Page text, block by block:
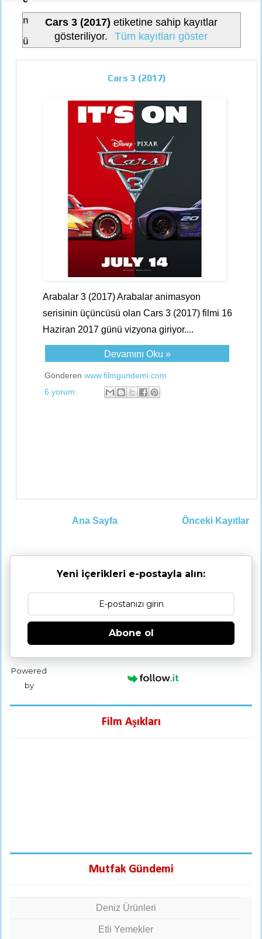
n
ü
Cars 3 (2017) etiketine sahip kayıtlar
gösteriliyor.
Tüm kayıtları göster
Cars 3 (2017)
Arabalar 3 (2017) Arabalar animasyon
serisinin üçüncüsü olan Cars 3 (2017) filmi 16
Haziran 2017 günü vizyona giriyor....
Devamını Oku »
Gönderen www.filmgundemi.com
6 yorum:
Önceki Kayıtlar
Ana Sayfa
Yeni içerikleri e-postayla alın:
Abone ol
Powered
by
Film Aşıkları
Mutfak Gündemi
Deniz Ürünleri
Etli Yemekler